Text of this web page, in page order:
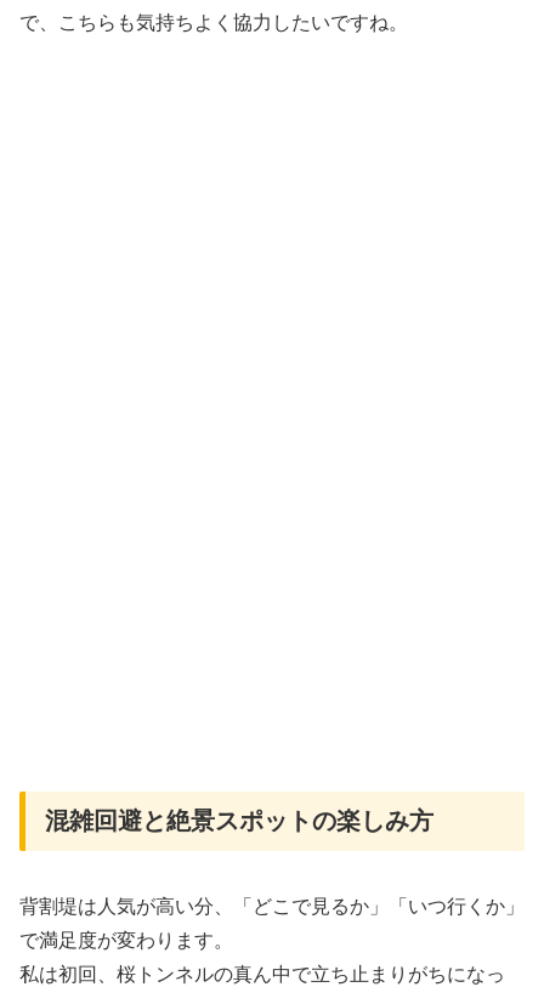
で、こちらも気持ちよく協力したいですね。
混雑回避と絶景スポットの楽しみ方
背割堤は人気が高い分、「どこで見るか」「いつ行くか」
で満足度が変わります。
私は初回、桜トンネルの真ん中で立ち止まりがちになっ